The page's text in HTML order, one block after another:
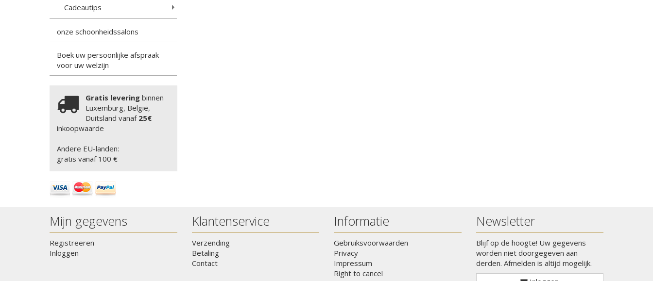
Cadeautips
onze schoonheidssalons
Boek uw persoonlijke afspraak
voor uw welzijn
Gratis leveringbinnen
Luxemburg, België,
Duitsland vanaf 25€
inkoopwaarde
Andere EU-landen:
gratis vanaf 100 €
Mijn gegevens
Registreeren
Inloggen
Klantenservice
Verzending
Betaling
Contact
Informatie
Gebruiksvoorwaarden
Privacy
Impressum
Right to cancel
Newsletter
Blijf op de hoogte! Uw gegevens
worden niet doorgegeven aan
derden. Afmelden is altijd mogelijk.